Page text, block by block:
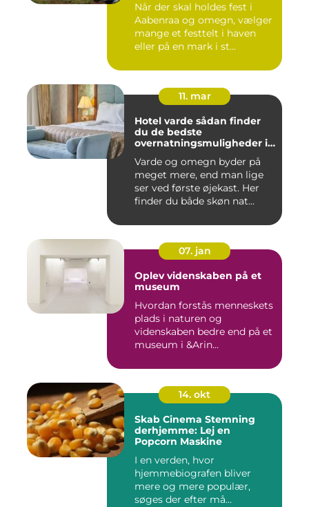
Når der skal holdes fest i
Aabenraa og omegn, vælger
mange et festtelt i haven
eller på en mark i st...
11. mar
Hotel varde sådan finder
du de bedste
overnatningsmuligheder i
Varde og omegn byder på
meget mere, end man lige
ser ved første øjekast. Her
finder du både skøn nat...
07. jan
Oplev videnskaben på et
museum
Hvordan forstås menneskets
plads i naturen og
videnskaben bedre end på et
museum i &Arin...
14. okt
Skab Cinema Stemning
derhjemme: Lej en
Popcorn Maskine
I en verden, hvor
hjemmebiografen bliver
mere og mere populær,
søges der efter må...